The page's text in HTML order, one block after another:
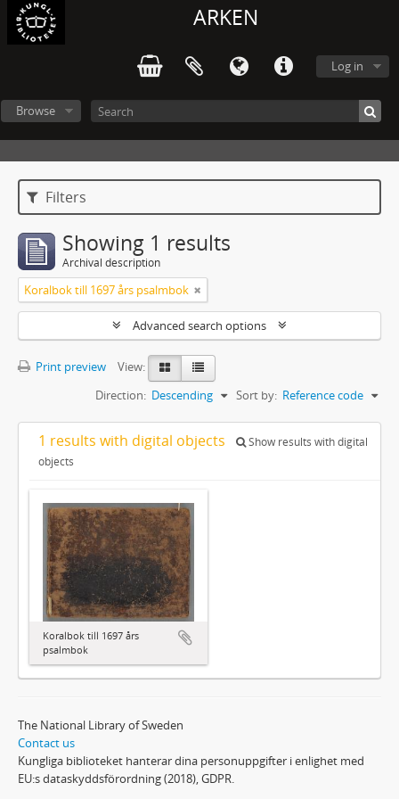
ARKEN
Log in
Browse
Filters
Showing 1 results
Archival description
Koralbok till 1697 års psalmbok
Advanced search options
Print preview
View:
Sort by: Reference code
Direction: Descending
1 results with digital objects
Show results with digital
objects
Koralbok till 1697 års
psalmbok
The National Library of Sweden
Contact us
Kungliga biblioteket hanterar dina personuppgifter i enlighet med
EU:s dataskyddsförordning (2018), GDPR.